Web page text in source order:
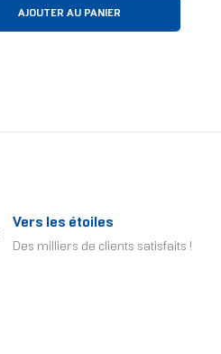
AJOUTER AU PANIER
Vers les étoiles
Des milliers de clients satisfaits !